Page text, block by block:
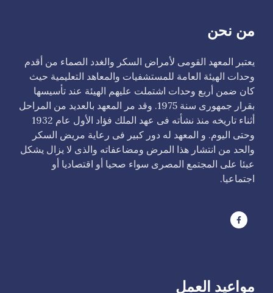
من نحن
يعتبر المعهد القومى لأمراض السكر والغدد الصماء من أقدم
وحدات الهيئة العامة للمستشفيات والمعاهد التعليمية حيث
كان ضمن أربع وحدات اشتملت عليهم الهيئة عند تأسيسها
بقرار جمهورى سنة 1975. وقد مر المعهد بالعديد من المراحل
أثناء تاريخه منذ نشأته فى عهد الملك فؤاد الأول عام 1932
وحتى اليوم. و المعهد له دور كبير فى رعاية مريض السكر
والحد من انتشار هذا المرض ومضاعفاته والذى لا يزال يشكل
عبئا على المجتمع المصرى سواء صحيا أو اقتصاديا أو
اجتماعيا.
مواعيد العمل